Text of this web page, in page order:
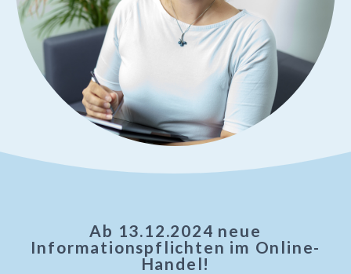
Ab 13.12.2024 neue
Informationspflichten im Online-
Handel!